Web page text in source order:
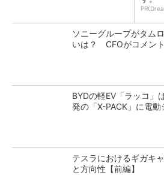
ソニーグループがタム
いは？ CFOがコメント
BYDの軽EV「ラッコ」
発の「X-PACK」に電動
テスラにおけるギガキ
と方向性【前編】